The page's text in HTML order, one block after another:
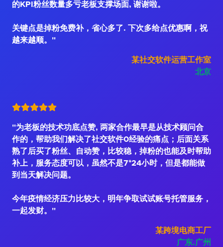
的KPI粉丝数量多亏老板支撑场面, 谢谢啦。
关键点是掉粉免费补，省心多了. 下次多给点优惠啊，祝
越来越顺。"
某社交软件运营工作室
北京
"为老板的技术功底点赞, 两家合作最早是从技术顾问合
作的，帮助我们解决了社交软件0经验的痛点；后面关系
熟了后买了粉丝、自动赞，比较稳，掉粉的也能及时帮助
补上，服务态度可以，虽然不是7*24小时，但是都能做
到当天解决问题。
今年疫情经济压力比较大，明年争取试试账号托管服务，
一起发财。"
某跨境电商工厂
广东.广州